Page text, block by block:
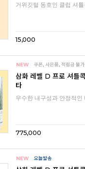
거위깃털 동호인 클럽 셔틀
15,000
삼화 레벨 D 프로 셔틀
타
우수한 내구성과 안정적인
775,000